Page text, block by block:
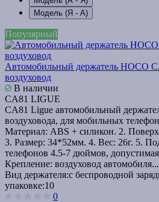
Модель (Я - А)
Популярный
Автомобильный держатель HOCO
воздуховод
В наличии
CA81 LIGUE
CA81 Ligue автомобильный
воздуховода, для мобильных
Материал: ABS + силикон. 2.
3. Размер: 34*52мм. 4. Вес: 26г. 5.
телефонов 4.5-7 дюймов, допустимая
Крепление: воздуховод автомобиля...
Вид держателя:с беспроводной
упаковке:10
0